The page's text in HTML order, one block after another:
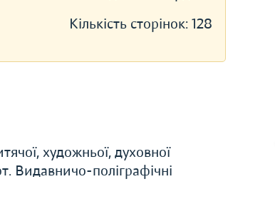
Кількість сторінок: 128
художньої, духовної
Видавничо-поліграфічні